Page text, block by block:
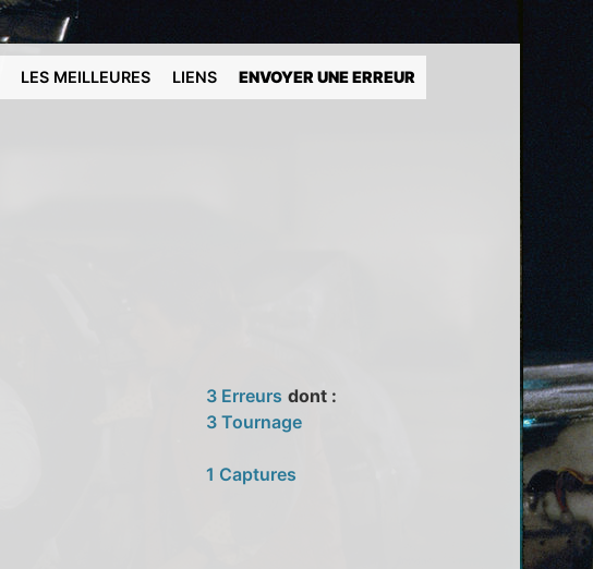
LES MEILLEURES LIENS ENVOYER UNE ERREUR
3 Erreurs dont :
3 Tournage
1 Captures